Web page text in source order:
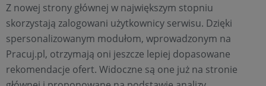
Z nowej strony głównej w największym stopniu
skorzystają zalogowani użytkownicy serwisu. Dzięki
spersonalizowanym modułom, wprowadzonym na
Pracuj.pl, otrzymają oni jeszcze lepiej dopasowane
rekomendacje ofert. Widoczne są one już na stronie